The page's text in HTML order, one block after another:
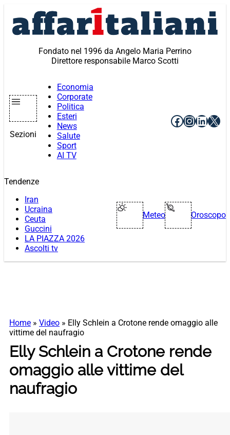
contenuto
Fondato nel 1996 da Angelo Maria Perrino
Direttore responsabile Marco Scotti
Sezioni
Economia
Corporate
Politica
Esteri
News
Salute
Sport
AI TV
Facebook
X
Tendenze
Iran
Ucraina
Ceuta
Guccini
LA PIAZZA 2026
Ascolti tv
Meteo Oroscopo
Home » Video » Elly Schlein a Crotone rende omaggio alle
vittime del naufragio
Elly Schlein a Crotone rende
omaggio alle vittime del
naufragio